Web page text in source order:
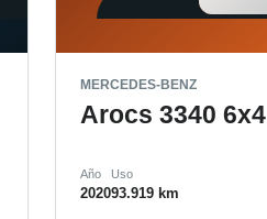
MERCEDES-BENZ
Arocs 3340 6x4
Año
2020
Uso
93.919 km